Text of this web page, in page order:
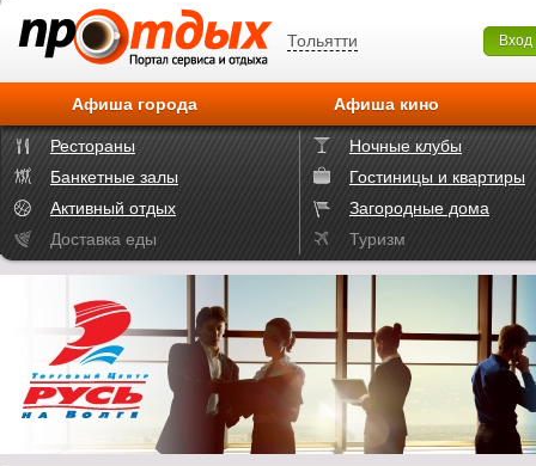
Тольятти Вход
Афиша города Афиша кино
Рестораны
Ночные клубы
Банкетные залы
Гостиницы и квартиры
Активный отдых
Загородные дома
Доставка еды
Туризм